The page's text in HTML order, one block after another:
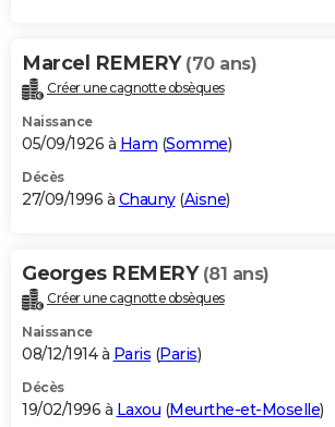
Marcel REMERY (70 ans)
Créer une cagnotte obsèques
Naissance
05/09/1926 à Ham (Somme)
Décès
27/09/1996 à Chauny(Aisne)
Georges REMERY (81 ans)
Créer une cagnotte obsèques
Naissance
08/12/1914 à Paris (Paris)
Décès
19/02/1996 à Laxou (Meurthe-et-Moselle)